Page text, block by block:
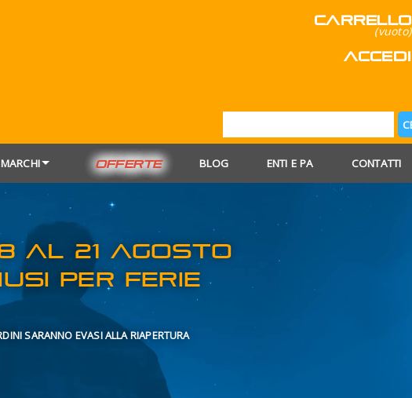
Carrello
(vuoto)
Accedi
MARCHI OFFERTE BLOG ENTI E PA CONTATTI
DAL 8 AL 21 AGOSTO
CHIUSI PER FERIE